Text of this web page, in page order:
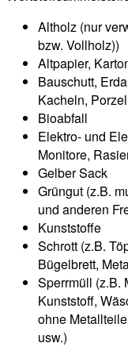
Altholz (nur
bzw. Vollholz))
Altpapier,
Bauschutt,
Kacheln,
Bioabfall
Elektro- und
Monitore,
Gelber Sack
Grüngut (z.B.
und anderen
Kunststoffe
Schrott (z.B.
Bügelbrett,
Sperrmüll (z.B.
Kunststoff,
ohne
usw.)